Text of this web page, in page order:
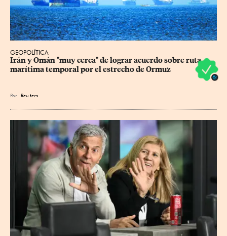
GEOPOLÍTICA
Irán y Omán "muy cerca" de lograr acuerdo sobre ruta
marítima temporal por el estrecho de Ormuz
Por Reu ters